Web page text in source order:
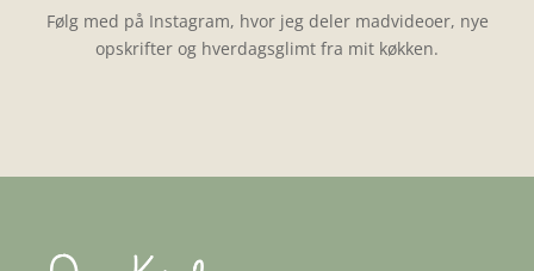
Følg med på Instagram, hvor jeg deler madvideoer, nye
opskrifter og hverdagsglimt fra mit køkken.